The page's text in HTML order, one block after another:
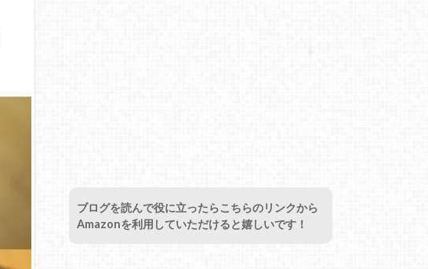
ブログを読んで役に立ったらこちらのリンクから
Amazonを利用していただけると嬉しいです！